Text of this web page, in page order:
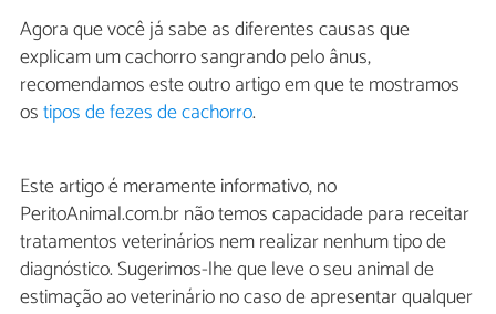
Agora que você já sabe as diferentes causas que
explicam um cachorro sangrando pelo ânus,
recomendamos este outro artigo em que te mostramos
ostipos de fezes de cachorro.
Este artigo é meramente informativo, no
PeritoAnimal.com.br não temos capacidade para receitar
tratamentos veterinários nem realizar nenhum tipo de
diagnóstico. Sugerimos-lhe que leve o seu animal de
estimação ao veterinário no caso de apresentar qualquer